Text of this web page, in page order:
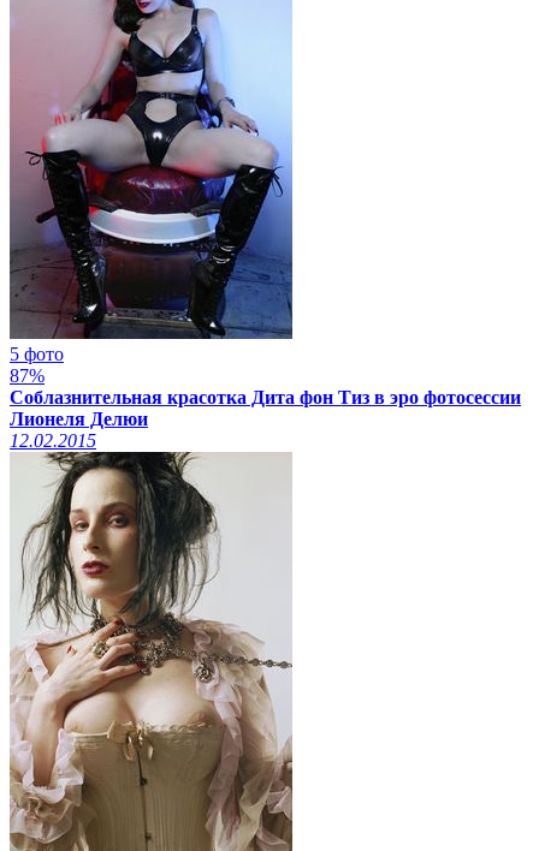
5 фото
87%
Соблазнительная красотка Дита фон Тиз в эро фотосессии
Лионеля Делюи
12.02.2015